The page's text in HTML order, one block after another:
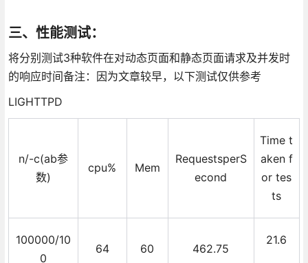
三、性能测试：
将分别测试3种软件在对动态页面和静态页面请求及并发时
的响应时间备注：因为文章较早，以下测试仅供参考
LIGHTTPD
n/-c(ab参
数)
cpu% Mem
RequestsperS
econd
Time t
aken f
or tes
ts
100000/10
0
64 60 462.75
21.6